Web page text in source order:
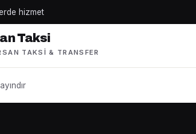
hizmet
Taksi
TAKSI & TRANSFER